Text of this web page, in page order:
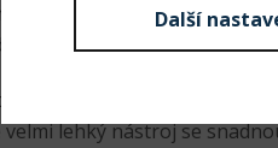
to umožňuje snadný
nebudou problémem.
z ovální trubky z
velmi lehký nástroj se
Další